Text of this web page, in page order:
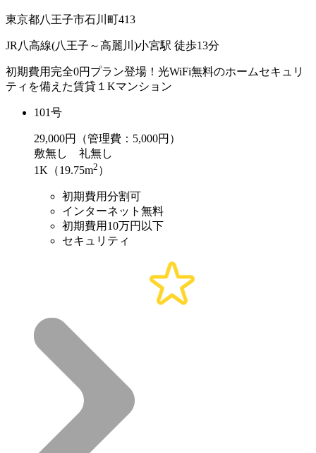
東京都八王子市石川町413
JR八高線(八王子～高麗川)小宮駅 徒歩13分
初期費用完全0円プラン登場！光WiFi無料のホームセキュリ
ティを備えた賃貸１Kマンション
101号
29,000円（管理費：5,000円）
敷無し 礼無し
1K（19.75m2 ）
初期費用分割可
インターネット無料
初期費用10万円以下
セキュリティ